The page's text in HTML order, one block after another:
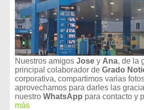
Nuestros amigos Jose y Ana, de la
principal colaborador de Grado
corporativa, compartimos varias
aprovechamos para darles las
nuestro WhatsApp para contacto y
más